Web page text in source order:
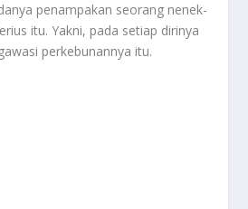
penampakan seorang nenek-
itu. Yakni, pada setiap dirinya
perkebunannya itu.